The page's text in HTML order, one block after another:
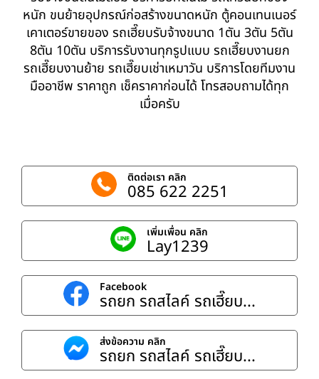
หนัก ขนย้ายอุปกรณ์ก่อสร้างขนาดหนัก ตู้คอนเทนเนอร์
เคาเตอร์ขายของ รถเฮี๊ยบรับจ้างขนาด 1ตัน 3ตัน 5ตัน
8ตัน 10ตัน บริการรับงานทุกรูปแบบ รถเฮี๊ยบงานยก
รถเฮี๊ยบงานย้าย รถเฮี๊ยบเช่าเหมาวัน บริการโดยทีมงาน
มืออาชีพ ราคาถูก เช็คราคาก่อนได้ โทรสอบถามได้ทุก
เมื่อครับ
ติดต่อเรา คลิก
085 622 2251
เพิ่มเพื่อน คลิก
Lay1239
Facebook
รถยก รถสไลค์ รถเฮี๊ยบ...
ส่งข้อความ คลิก
รถยก รถสไลค์ รถเฮี๊ยบ...